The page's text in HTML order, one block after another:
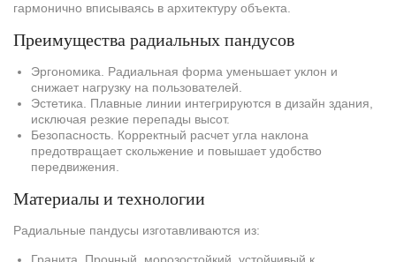
гармонично вписываясь в архитектуру объекта.
Преимущества радиальных пандусов
Эргономика. Радиальная форма уменьшает уклон и
снижает нагрузку на пользователей.
Эстетика. Плавные линии интегрируются в дизайн здания,
исключая резкие перепады высот.
Безопасность. Корректный расчет угла наклона
предотвращает скольжение и повышает удобство
передвижения.
Материалы и технологии
Радиальные пандусы изготавливаются из: